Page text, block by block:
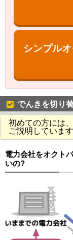
シンプル
でんきを切り
初めての方には、
ご説明しています
電力会社をオクト
いの?